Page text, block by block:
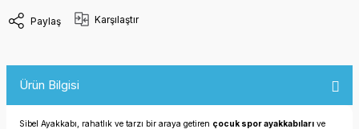
Paylaş Karşılaştır
Ürün Bilgisi
Sibel Ayakkabı, rahatlık ve tarzı bir araya getiren çocuk spor ayakkabıları ve